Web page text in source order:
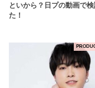
といから？日プの動画で
た！